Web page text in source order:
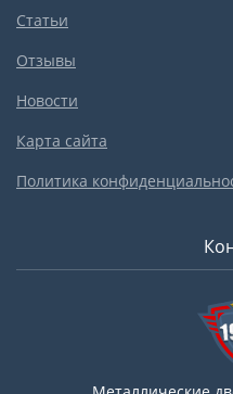
Статьи
Отзывы
Новости
Карта сайта
Политика